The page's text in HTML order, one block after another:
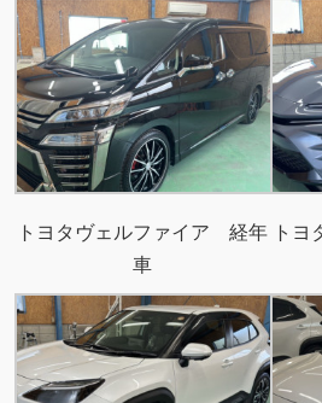
トヨタヴェルファイア 経年
車
ト